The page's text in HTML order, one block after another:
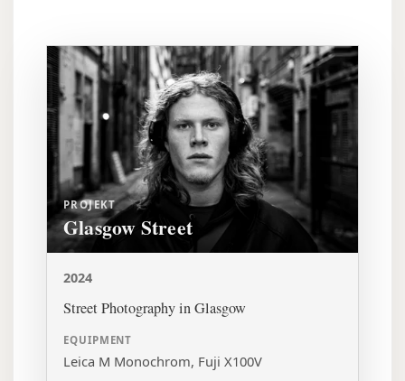
PROJEKT
Glasgow Street
2024
Street Photography in Glasgow
EQUIPMENT
Leica M Monochrom, Fuji X100V